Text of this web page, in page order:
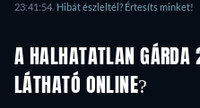
23:41:54. Hibát észleltél? Értesíts minket!
A HALHATATLAN GÁRDA
LÁTHATÓ ONLINE?